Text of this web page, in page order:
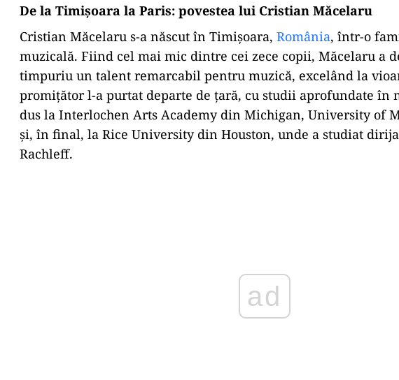
De la Timișoara la Paris: povestea lui Cristian Măcelaru
Cristian Măcelaru s-a născut în Timișoara, România, într-o
muzicală. Fiind cel mai mic dintre cei zece copii, Măcelaru a
timpuriu un talent remarcabil pentru muzică, excelând la
promițător l-a purtat departe de țară, cu studii aprofundate în
dus la Interlochen Arts Academy din Michigan, University of
și, în final, la Rice University din Houston, unde a studiat
Rachleff.